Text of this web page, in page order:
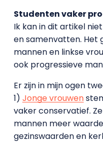
Studenten vaker
Ik kan in dit artikel
en samenvatten. Het
mannen en linkse
ook progressieve
Er zijn in mijn ogen
1) Jonge vrouwen
vaker conservatief.
mannen meer
gezinswaarden en